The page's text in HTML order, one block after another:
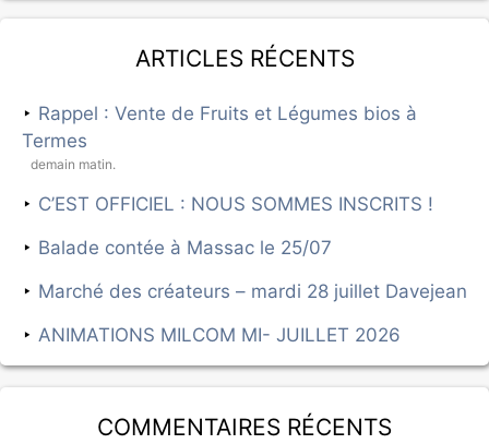
Articles récents
Rappel : Vente de Fruits et Légumes bios à
Termes
demain matin.
C’EST OFFICIEL : NOUS SOMMES INSCRITS !
Balade contée à Massac le 25/07
Marché des créateurs – mardi 28 juillet Davejean
ANIMATIONS MILCOM MI- JUILLET 2026
Commentaires récents